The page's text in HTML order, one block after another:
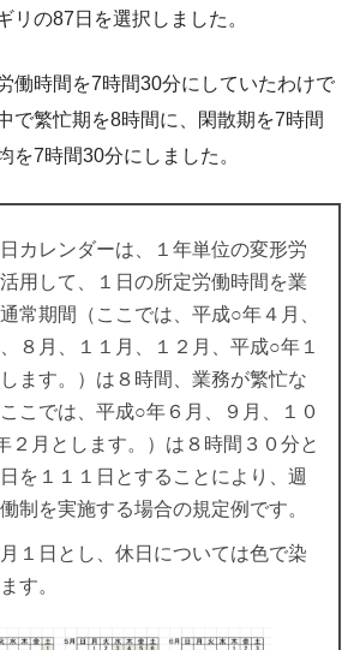
リの87日を選択しました。
働時間を7時間30分にしていたわけで
で繁忙期を8時間に、閑散期を7時間
を7時間30分にしました。
カレンダーは、１年単位の変形労
用して、１日の所定労働時間を業
常期間（ここでは、平成○年４月、
８月、１１月、１２月、平成○年１
ます。）は８時間、業務が繁忙な
こでは、平成○年６月、９月、１０
２月とします。）は８時間３０分と
を１１１日とすることにより、週
制を実施する場合の規定例です。
１日とし、休日については色で染
す。